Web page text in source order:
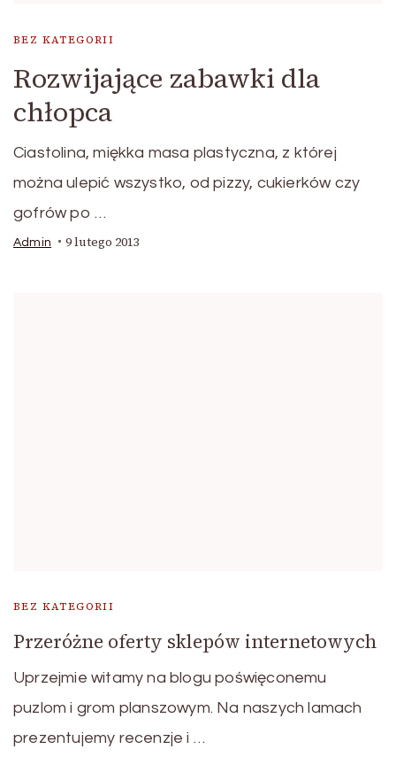
BEZ KATEGORII
Rozwijające zabawki dla
chłopca
Ciastolina, miękka masa plastyczna, z której
można ulepić wszystko, od pizzy, cukierków czy
gofrów po …
Admin 9 lutego 2013
BEZ KATEGORII
Przeróżne oferty sklepów internetowych
Uprzejmie witamy na blogu poświęconemu
puzlom i grom planszowym. Na naszych lamach
prezentujemy recenzje i …